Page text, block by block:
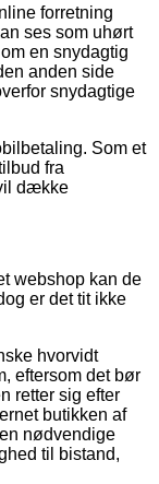
forretning
ses som uhørt
en snydagtig
anden side
snydagtige
Som et
fra
dække
webshop kan de
er det tit ikke
hvorvidt
eftersom det bør
retter sig efter
butikken af
nødvendige
til bistand,